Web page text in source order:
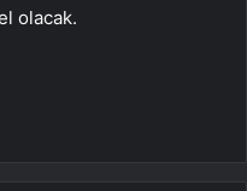
olacak.